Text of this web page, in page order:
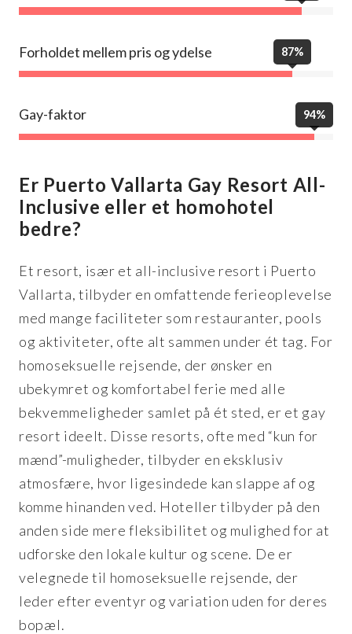
Forholdet mellem pris og ydelse 87%
Gay-faktor 94%
Er Puerto Vallarta Gay Resort All-
Inclusive eller et homohotel
bedre?
Et resort, især et all-inclusive resort i Puerto
Vallarta, tilbyder en omfattende ferieoplevelse
med mange faciliteter som restauranter, pools
og aktiviteter, ofte alt sammen under ét tag. For
homoseksuelle rejsende, der ønsker en
ubekymret og komfortabel ferie med alle
bekvemmeligheder samlet på ét sted, er et gay
resort ideelt. Disse resorts, ofte med “kun for
mænd”-muligheder, tilbyder en eksklusiv
atmosfære, hvor ligesindede kan slappe af og
komme hinanden ved. Hoteller tilbyder på den
anden side mere fleksibilitet og mulighed for at
udforske den lokale kultur og scene. De er
velegnede til homoseksuelle rejsende, der
leder efter eventyr og variation uden for deres
bopæl.